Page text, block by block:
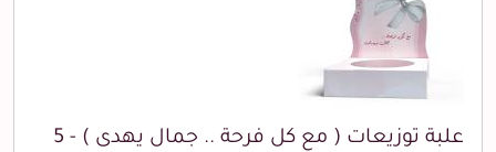
علبة توزيعات ( مع كل فرحة .. جمال يهدى ) - 5